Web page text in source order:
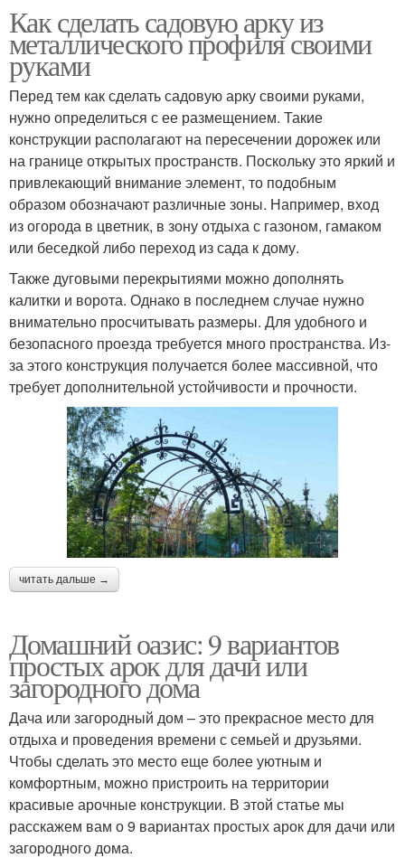
Как сделать садовую арку из
металлического профиля своими
руками
Перед тем как сделать садовую арку своими руками,
нужно определиться с ее размещением. Такие
конструкции располагают на пересечении дорожек или
на границе открытых пространств. Поскольку это яркий и
привлекающий внимание элемент, то подобным
образом обозначают различные зоны. Например, вход
из огорода в цветник, в зону отдыха с газоном, гамаком
или беседкой либо переход из сада к дому.
Также дуговыми перекрытиями можно дополнять
калитки и ворота. Однако в последнем случае нужно
внимательно просчитывать размеры. Для удобного и
безопасного проезда требуется много пространства. Из-
за этого конструкция получается более массивной, что
требует дополнительной устойчивости и прочности.
читать дальше →
Домашний оазис: 9 вариантов
простых арок для дачи или
загородного дома
Дача или загородный дом – это прекрасное место для
отдыха и проведения времени с семьей и друзьями.
Чтобы сделать это место еще более уютным и
комфортным, можно пристроить на территории
красивые арочные конструкции. В этой статье мы
расскажем вам о 9 вариантах простых арок для дачи или
загородного дома.